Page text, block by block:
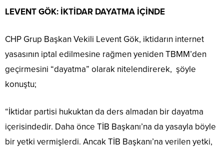
LEVENT GÖK: İKTİDAR DAYATMA İÇİNDE
CHP Grup Başkan Vekili Levent Gök, iktidarın internet
yasasının iptal edilmesine rağmen yeniden TBMM’den
geçirmesini “dayatma” olarak nitelendirerek, şöyle
konuştu;
“İktidar partisi hukuktan da ders almadan bir dayatma
içerisindedir. Daha önce TİB Başkanı’na da yasayla böyle
bir yetki vermişlerdi. Ancak TİB Başkanı’na verilen yetki,